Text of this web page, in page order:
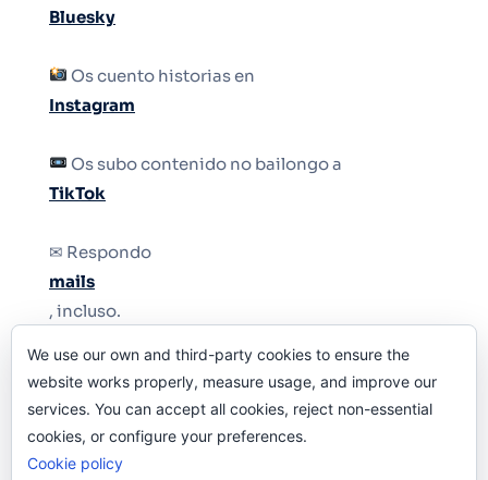
Bluesky
Os cuento historias en
Instagram
Os subo contenido no bailongo a
TikTok
✉ Respondo
mails
, incluso.
Y si una persona no puede tener teléfono, que
le quiten el teléfono.
We use our own and third-party cookies to ensure the
website works properly, measure usage, and improve our
services. You can accept all cookies, reject non-essential
cookies, or configure your preferences.
Cookie policy